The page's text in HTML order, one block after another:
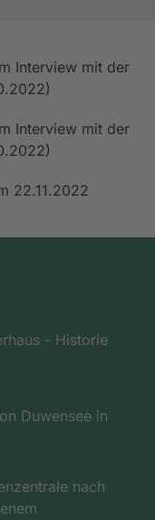
22.11.2022
Duwensee in
nach